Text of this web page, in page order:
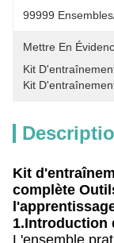
99999
Mettre En
Kit
Kit
Kit
complète
1.Introduction
L'ensemble